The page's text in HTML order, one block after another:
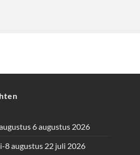
6 augustus 2026
8 augustus 22 juli 2026